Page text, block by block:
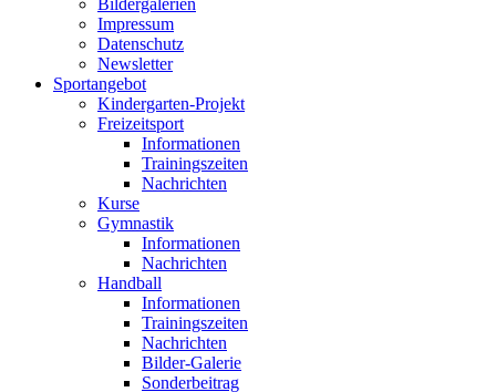
Bildergalerien
Impressum
Datenschutz
Newsletter
Sportangebot
Kindergarten-Projekt
Freizeitsport
Informationen
Trainingszeiten
Nachrichten
Kurse
Gymnastik
Informationen
Nachrichten
Handball
Informationen
Trainingszeiten
Nachrichten
Bilder-Galerie
Sonderbeitrag